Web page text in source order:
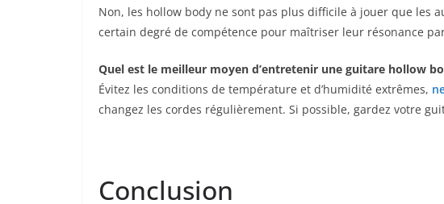
Non, les hollow ⁣body ne ‌sont⁢ pas plus difficile à jouer que ⁢les‍
‌certain degré de ‍compétence ‌pour maîtriser leur résonance
Quel est⁢ le‍ meilleur moyen​ d’entretenir une guitare hollow
Évitez les conditions de température et d’humidité extrêmes,
changez les cordes‍ régulièrement. Si possible, gardez​ votre
Conclusion